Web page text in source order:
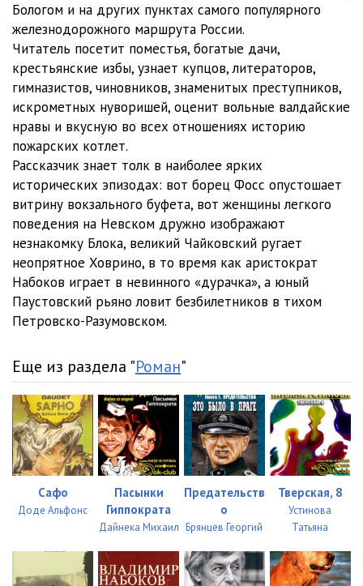
14_Podsolnechnaya 11:21
15_Klin
16_Ostanovki v puti 06:45
17_Tver 25:49
18_Vagonnaya zhizn
19_Lihoslavl.Torzhok 31:32
20_Spirovo 03:16
21_Vyshniy Volochek
22_Bologoe
23_Malaya Vishera 03:17
25_Chudovo
26_Lyuban 08:56
27_Tosno 05:51
28_Sablino 12:58
29_Kolpino 13:50
30_Navalochnaya
31_Poeziya vokzala 11:33
Бологом и на других пунктах самого популярного
железнодорожного маршрута России.
Читатель посетит поместья, богатые дачи,
крестьянские избы, узнает купцов, литераторов,
гимназистов, чиновников, знаменитых преступников,
искрометных нуворишей, оценит вольные валдайские
нравы и вкусную во всех отношениях историю
пожарских котлет.
Рассказчик знает толк в наиболее ярких
исторических эпизодах: вот борец Фосс опустошает
витрину вокзального буфета, вот женщины легкого
поведения на Невском дружно изображают
незнакомку Блока, великий Чайковский ругает
неопрятное Ховрино, в то время как аристократ
Набоков играет в невинного «дурачка», а юный
Паустовский рьяно ловит безбилетников в тихом
Петровско-Разумовском.
Еще из раздела "Роман"
Сафо
Доде Альфонс
Пасынки
Гиппократа
Дайнека Михаил
Предательств
о
Брянцев Георгий
Тверская, 8
Устинова
Татьяна